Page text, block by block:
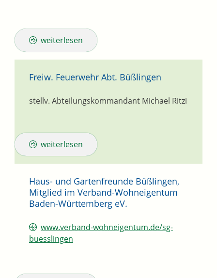
weiterlesen
Freiw. Feuerwehr Abt. Büßlingen
stellv. Abteilungskommandant Michael Ritzi
weiterlesen
Haus- und Gartenfreunde Büßlingen,
Mitglied im Verband-Wohneigentum
Baden-Württemberg eV.
www.verband-wohneigentum.de/sg-
buesslingen